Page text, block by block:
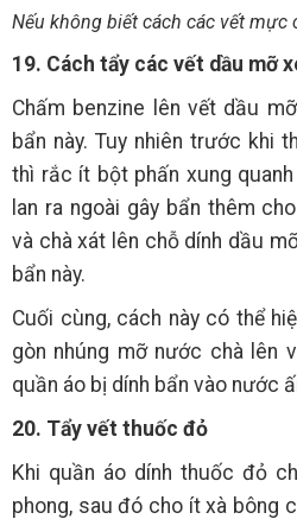
Nếu không biết cách các vết mực
19. Cách tẩy các vết dầu mỡ
Chấm benzine lên vết dầu
bẩn này. Tuy nhiên trước khi
thì rắc ít bột phấn xung
lan ra ngoài gây bẩn thêm
và chà xát lên chỗ dính dầu
bẩn này.
Cuối cùng, cách này có thể
gòn nhúng mỡ nước chà lên
quần áo bị dính bẩn vào nước
20. Tẩy vết thuốc đỏ
Khi quần áo dính thuốc đỏ
phong, sau đó cho ít xà bông